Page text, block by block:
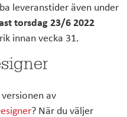
leveranstider även under
torsdag 23/6 2022
innan vecka 31.
av
? När du väljer